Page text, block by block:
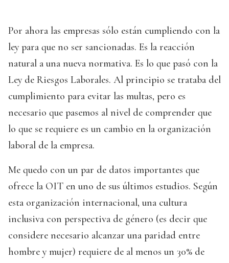
Por ahora las empresas sólo están cumpliendo con la
ley para que no ser sancionadas. Es la reacción
natural a una nueva normativa. Es lo que pasó con la
Ley de Riesgos Laborales. Al principio se trataba del
cumplimiento para evitar las multas, pero es
necesario que pasemos al nivel de comprender que
lo que se requiere es un cambio en la organización
laboral de la empresa.
Me quedo con un par de datos importantes que
ofrece la OIT en uno de sus últimos estudios. Según
esta organización internacional, una cultura
inclusiva con perspectiva de género (es decir que
considere necesario alcanzar una paridad entre
hombre y mujer) requiere de al menos un 30% de